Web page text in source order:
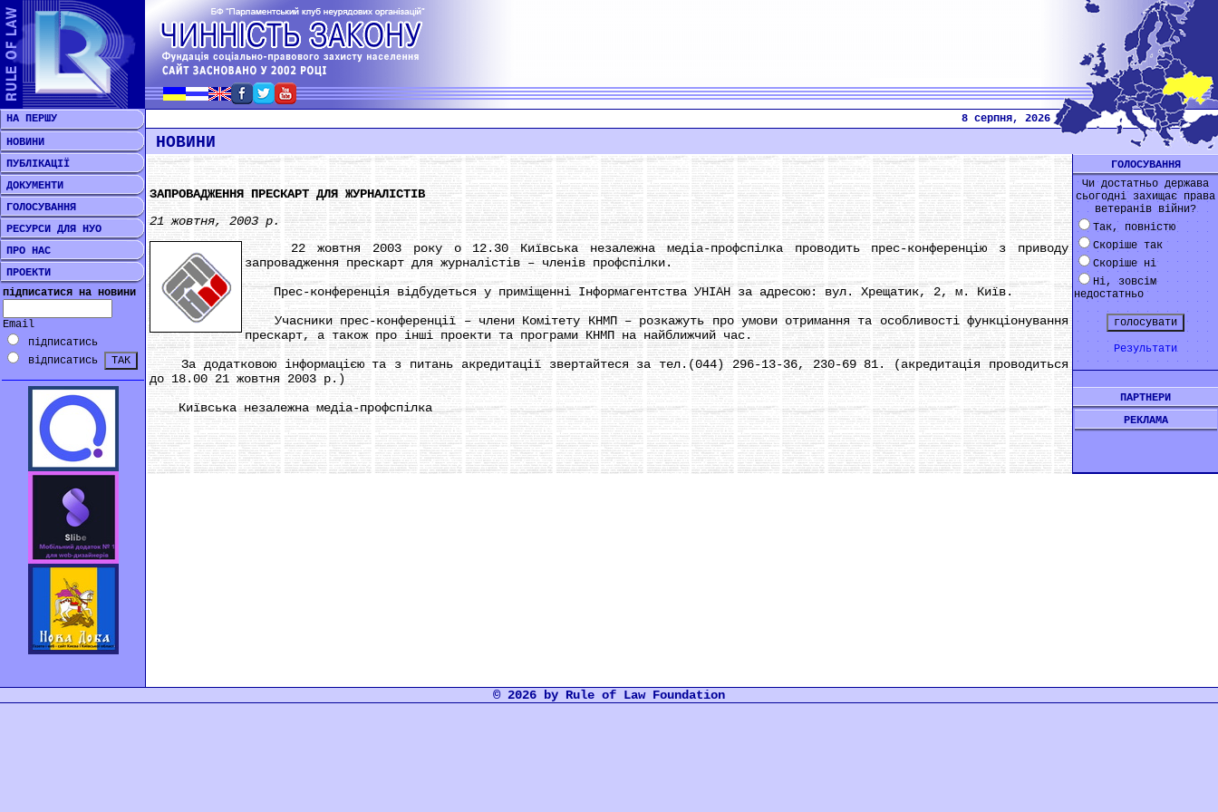
НА ПЕРШУ
8 серпня, 2026
НОВИНИ
ПУБЛІКАЦІЇ
ДОКУМЕНТИ
ГОЛОСУВАННЯ
РЕСУРСИ ДЛЯ НУО
ПРО НАС
ПРОЕКТИ
підписатися на новини
Email
підписатись
відписатись
НОВИНИ
ЗАПРОВАДЖЕННЯ ПРЕСКАРТ ДЛЯ ЖУРНАЛІСТІВ
21 жовтня, 2003 р.
22 жовтня 2003 року о 12.30 Київська незалежна медіа-профспілка проводить прес-конференцію з приводу
запровадження прескарт для журналістів – членів профспілки.
Прес-конференція відбудеться у приміщенні Інформагентства УНІАН за адресою: вул. Хрещатик, 2, м. Київ.
Учасники прес-конференції – члени Комітету КНМП – розкажуть про умови отримання та особливості функціонування
прескарт, а також про інші проекти та програми КНМП на найближчий час.
За додатковою інформацією та з питань акредитації звертайтеся за тел.(044) 296-13-36, 230-69 81. (акредитація проводиться
до 18.00 21 жовтня 2003 р.)
Київська незалежна медіа-профспілка
ГОЛОСУВАННЯ
Чи достатньо держава
сьогодні захищає права
ветеранів війни?
Так, повністю
Скоріше так
Скоріше ні
Ні, зовсім
недостатньо
Результати
ПАРТНЕРИ
РЕКЛАМА
© 2026 by Rule of Law Foundation